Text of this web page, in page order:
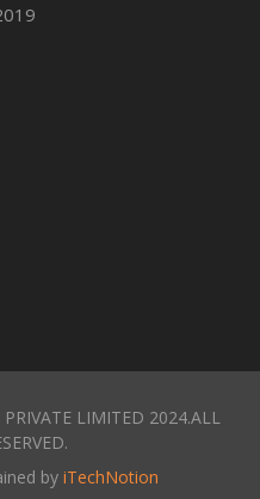
LIMITED 2024.ALL
by iTechNotion